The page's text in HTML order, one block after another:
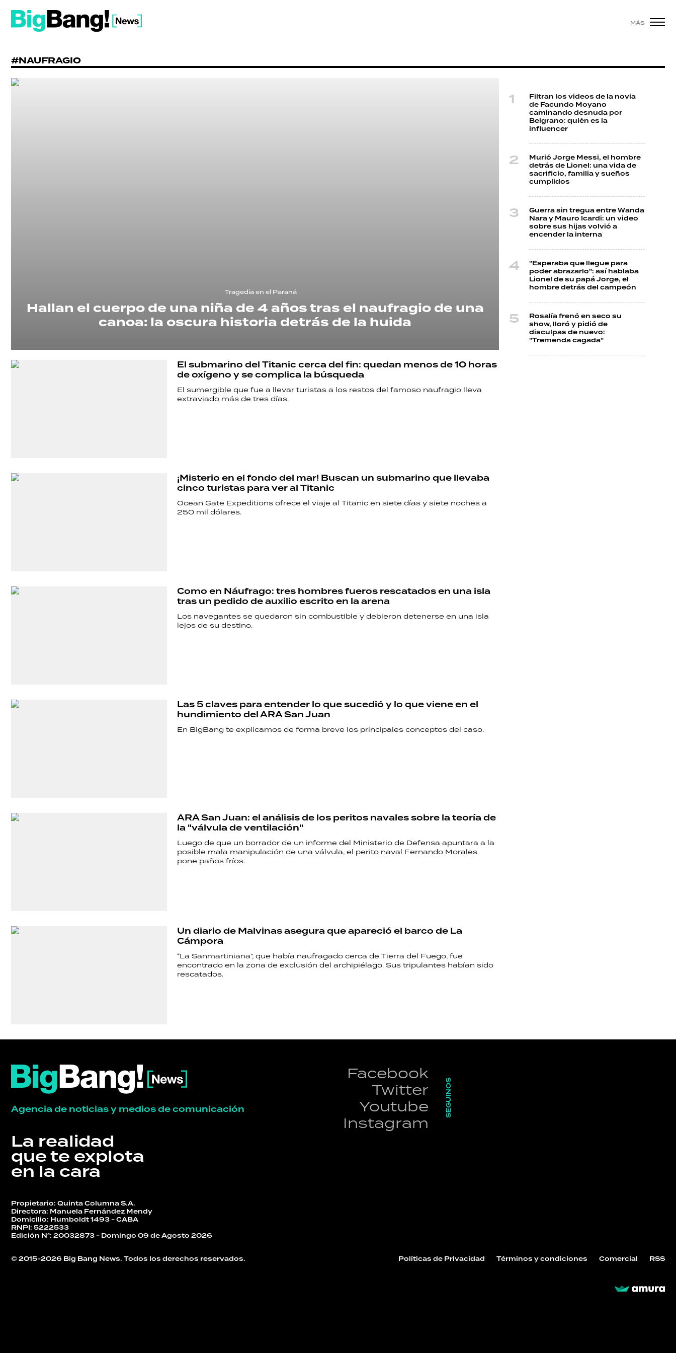
MÁS
#NAUFRAGIO
Tragedia en el Paraná
Hallan el cuerpo de una niña de 4 años tras el naufragio de una
canoa: la oscura historia detrás de la huida
El submarino del Titanic cerca del fin: quedan menos de 10 horas
de oxígeno y se complica la búsqueda
El sumergible que fue a llevar turistas a los restos del famoso naufragio lleva
extraviado más de tres días.
¡Misterio en el fondo del mar! Buscan un submarino que llevaba
cinco turistas para ver al Titanic
Ocean Gate Expeditions ofrece el viaje al Titanic en siete días y siete noches a
250 mil dólares.
Como en Náufrago: tres hombres fueros rescatados en una isla
tras un pedido de auxilio escrito en la arena
Los navegantes se quedaron sin combustible y debieron detenerse en una isla
lejos de su destino.
Las 5 claves para entender lo que sucedió y lo que viene en el
hundimiento del ARA San Juan
En BigBang te explicamos de forma breve los principales conceptos del caso.
ARA San Juan: el análisis de los peritos navales sobre la teoría de
la "válvula de ventilación"
Luego de que un borrador de un informe del Ministerio de Defensa apuntara a la
posible mala manipulación de una válvula, el perito naval Fernando Morales
pone paños fríos.
Un diario de Malvinas asegura que apareció el barco de La
Cámpora
“La Sanmartiniana”, que había naufragado cerca de Tierra del Fuego, fue
encontrado en la zona de exclusión del archipiélago. Sus tripulantes habían sido
rescatados.
Filtran los videos de la novia
de Facundo Moyano
caminando desnuda por
Belgrano: quién es la
influencer
Murió Jorge Messi, el hombre
detrás de Lionel: una vida de
sacrificio, familia y sueños
cumplidos
Guerra sin tregua entre Wanda
Nara y Mauro Icardi: un video
sobre sus hijas volvió a
encender la interna
"Esperaba que llegue para
poder abrazarlo": así hablaba
Lionel de su papá Jorge, el
hombre detrás del campeón
Rosalía frenó en seco su
show, lloró y pidió de
disculpas de nuevo:
"Tremenda cagada"
Agencia de noticias y medios de comunicación
La realidad
que te explota
en la cara
Facebook
Twitter
Youtube
Instagram
SEGUINOS
Propietario: Quinta Columna S.A.
Directora: Manuela Fernández Mendy
Domicilio: Humboldt 1493 - CABA
RNPI: 5222533
Edición N°: 20032873 - Domingo 09 de Agosto 2026
© 2015-2026 Big Bang News. Todos los derechos reservados. Políticas de Privacidad Términos y condiciones Comercial RSS
ACTUALIDAD
GRAN
DEPORTES
TECNOLOGÍA
Seguinos